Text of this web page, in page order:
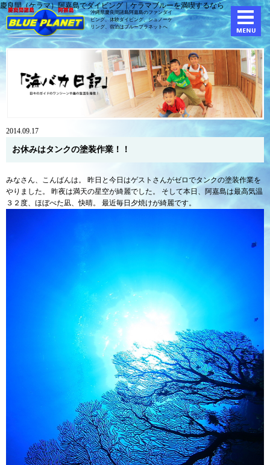
慶良間（ケラマ）阿嘉島でダイビング｜ケラマブルーを満喫するなら
沖縄県慶良間諸島阿嘉島のファンダイ
ビング、体験ダイビング、シュノーケ
リング、宿泊はブループラネットへ
2014.09.17
お休みはタンクの塗装作業！！
みなさん、こんばんは。 昨日と今日はゲストさんがゼロでタンクの塗装作業を
やりました。 昨夜は満天の星空が綺麗でした。 そして本日、阿嘉島は最高気温
３２度、ほぼべた凪、快晴。 最近毎日夕焼けが綺麗です。